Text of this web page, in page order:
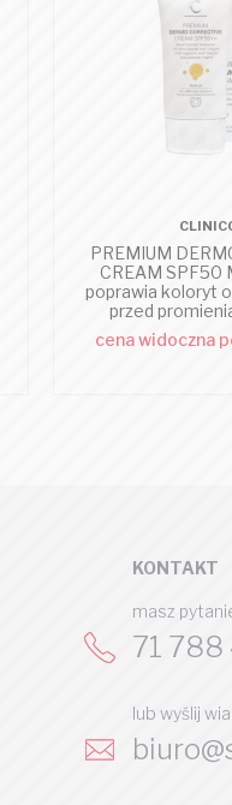
PREMIUM
CREAM SPF50
poprawia koloryt
przed
cena widoczna
KONTAKT
masz
71 788
lub wyślij